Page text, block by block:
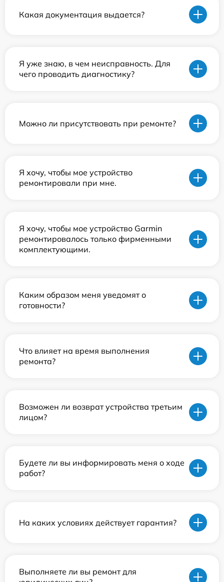
Какая документация выдается?
Я уже знаю, в чем неисправность. Для
чего проводить диагностику?
Можно ли присутствовать при ремонте?
Я хочу, чтобы мое устройство
ремонтировали при мне.
Я хочу, чтобы мое устройство Garmin
ремонтировалось только фирменными
комплектующими.
Каким образом меня уведомят о
готовности?
Что влияет на время выполнения
ремонта?
Возможен ли возврат устройства третьим
лицом?
Будете ли вы информировать меня о ходе
работ?
На каких условиях действует гарантия?
Выполняете ли вы ремонт для